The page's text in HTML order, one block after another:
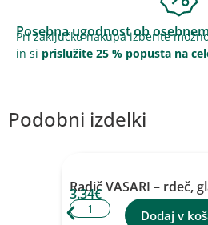
Posebna ugodnost ob
Pri zaključku nakupa izberite
in si prislužite 25 % popusta na
Podobni izdelki
Radič VASARI – rdeč,
3.34€
Dodaj v